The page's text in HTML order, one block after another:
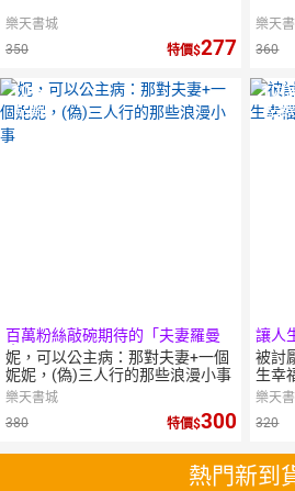
樂天書城
350
特價 277
樂天
360
10倍
點數
百萬粉絲敲碗期待的「夫妻羅曼
史」
妮，可以公主病：那對夫妻+一個
妮妮，(偽)三人行的那些浪漫小事
樂天書城
380
特價 300
10
點數
讓人
被討
生幸
樂天
320
熱門新到